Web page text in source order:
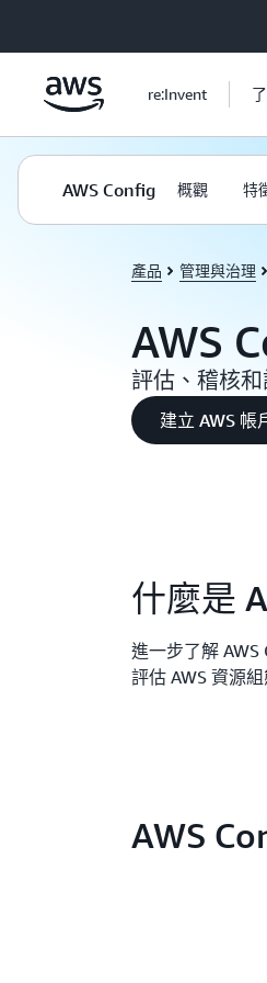
re:Invent
AWS Config 概觀 特
產品 管理與治理
AWS
評估、稽核
建立 AWS 帳
什麼是
進一步了解
評估 AWS 資源
AWS